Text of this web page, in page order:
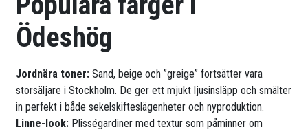
Ödeshög
Jordnära toner: Sand, beige och ”greige” fortsätter vara
storsäljare i Stockholm. De ger ett mjukt ljusinsläpp och smälter
in perfekt i både sekelskifteslägenheter och nyproduktion.
Linne-look: Plisségardiner med textur som påminner om